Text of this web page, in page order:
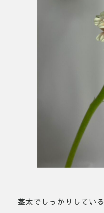
茎太でしっかりしてい